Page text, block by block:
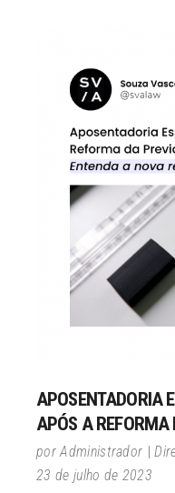
APOSENTADORIA
APÓS A REFORMA
porAdministrador
23 de julho de 2023